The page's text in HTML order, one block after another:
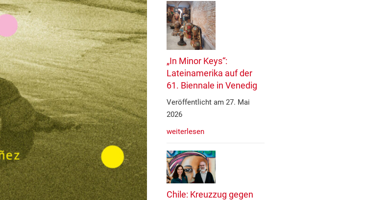
„In Minor Keys“:
Lateinamerika auf der
61. Biennale in Venedig
Veröffentlicht am 27. Mai
2026
weiterlesen
Chile: Kreuzzug gegen